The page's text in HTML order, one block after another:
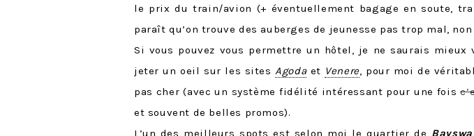
le prix du train/avion (+ éventuellement bagage en soute,
paraît qu’on trouve des auberges de jeunesse pas trop mal,
Si vous pouvez vous permettre un hôtel, je ne saurais mieux
jeter un oeil sur les sitesAgodaet Venere, pour moi de
pas cher (avec un système fidélité intéressant pour une fois
et souvent de belles promos).
L’un des meilleurs spots est selon moi le quartier de